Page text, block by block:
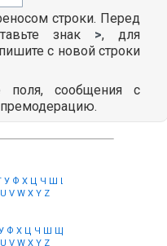
строки. Перед
знак >, для
с новой строки
поля, сообщения с
У Ф Х Ц Ч Ш Щ
U V W X Y Z
Ф Х Ц Ч Ш Щ
U V W X Y Z